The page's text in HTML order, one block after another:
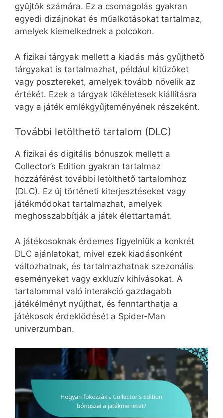
gyűjtők számára. Ez a csomagolás gyakran
egyedi dizájnokat és műalkotásokat tartalmaz,
amelyek kiemelkednek a polcokon.
A fizikai tárgyak mellett a kiadás más gyűjthető
tárgyakat is tartalmazhat, például kitűzőket
vagy posztereket, amelyek tovább növelik az
értékét. Ezek a tárgyak tökéletesek kiállításra
vagy a játék emlékgyűjteményének részeként.
További letölthető tartalom (DLC)
A fizikai és digitális bónuszok mellett a
Collector’s Edition gyakran tartalmaz
hozzáférést további letölthető tartalomhoz
(DLC). Ez új történeti kiterjesztéseket vagy
játékmódokat tartalmazhat, amelyek
meghosszabbítják a játék élettartamát.
A játékosoknak érdemes figyelniük a konkrét
DLC ajánlatokat, mivel ezek kiadásonként
változhatnak, és tartalmazhatnak szezonális
eseményeket vagy exkluzív kihívásokat. A
tartalommal való interakció gazdagabb
játékélményt nyújthat, és fenntarthatja a
játékosok érdeklődését a Spider-Man
univerzumban.